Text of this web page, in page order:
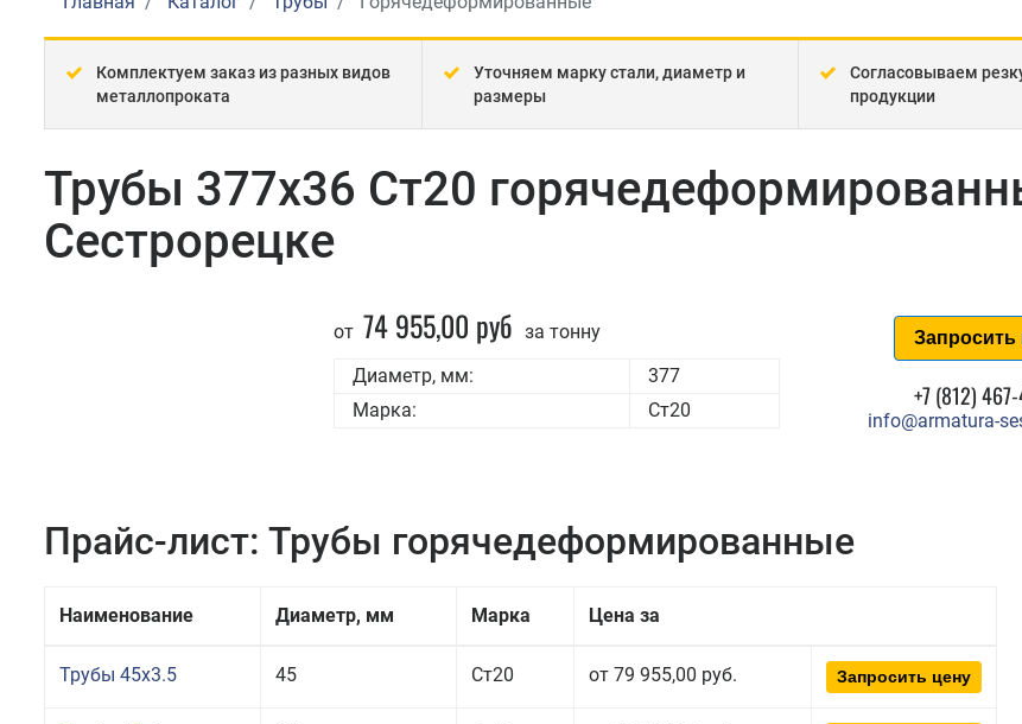
Комплектуем заказ из разных видов
металлопроката
Уточняем марку стали, диаметр и
размеры
Согласовываем
продукции
Трубы 377x36 Ст20
Сестрорецке
от 74 955,00 руб за тонну
Диаметр, мм:
377
Марка:
Ст20
Запросить
+7 (812)
info@armatura-
Прайс-лист: Трубы горячедеформированные
Наименование Диаметр, мм Марка Цена за
Трубы 45x3.5 45 Ст20 от 79 955,00 руб. Запросить цену